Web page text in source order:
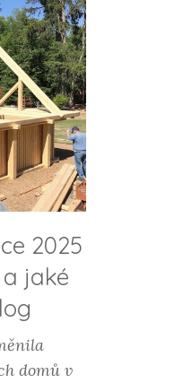
2025
jaké
domů v